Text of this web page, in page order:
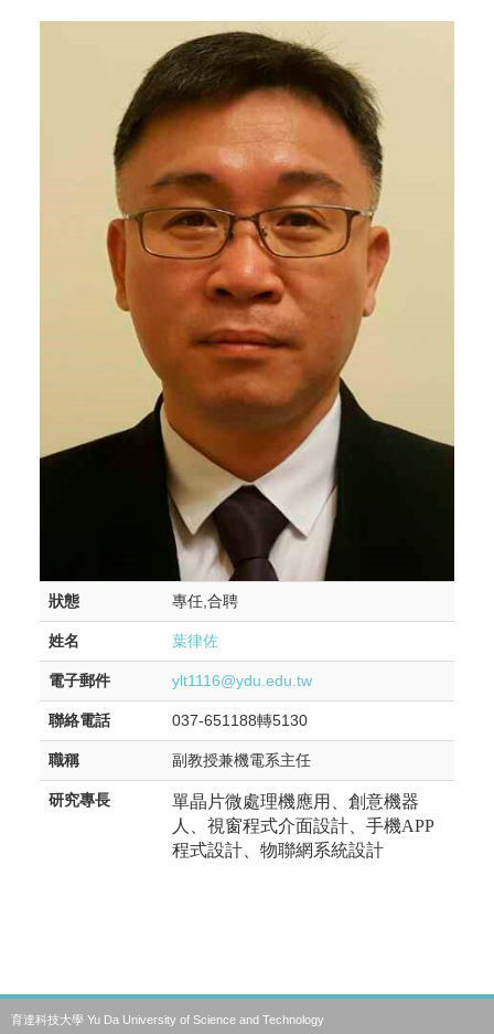
狀態 專任,合聘
姓名 葉律佐
電子郵件 ylt1116@ydu.edu.tw
聯絡電話 037-651188轉5130
職稱 副教授兼機電系主任
研究專長
單晶片微處理機應用、創意機器
人、視窗程式介面設計、手機APP
程式設計、物聯網系統設計
育達科技大學 Yu Da University of Science and Technology